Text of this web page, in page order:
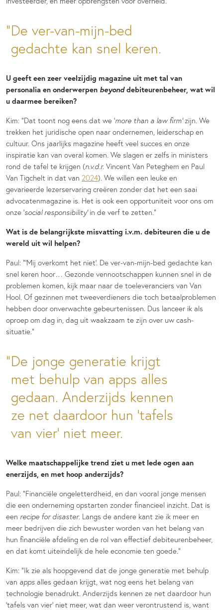
De ver-van-mijn-bed
gedachte kan snel keren.
U geeft een zeer veelzijdig magazine uit met tal van
personalia en onderwerpen beyonddebiteurenbeheer, wat wil
u daarmee bereiken?
Kim: “Dat toont nog eens dat we ‘more than a law firm’zijn. We
trekken het juridische open naar ondernemen, leiderschap en
cultuur. Ons jaarlijks magazine heeft veel succes en onze
inspiratie kan van overal komen. We slagen er zelfs in ministers
rond de tafel te krijgen (n.v.d.r. Vincent Van Peteghem en Paul
Van Tigchelt in dat van 2024). We willen een leuke en
gevarieerde lezerservaring creëren zonder dat het een saai
advocatenmagazine is. Het is ook een opportuniteit voor ons om
onze ‘social responsibility’in de verf te zetten.”
Wat is de belangrijkste misvatting i.v.m. debiteuren die u de
wereld uit wil helpen?
Paul: “‘Mij overkomt het niet’. De ver-van-mijn-bed gedachte kan
snel keren hoor… Gezonde vennootschappen kunnen snel in de
problemen komen, kijk maar naar de toeleveranciers van Van
Hool. Of gezinnen met tweeverdieners die toch betaalproblemen
hebben door onverwachte gebeurtenissen. Dus lanceer ik als
oproep om dag in, dag uit waakzaam te zijn over uw cash-
situatie.”
De jonge generatie krijgt
met behulp van apps alles
gedaan. Anderzijds kennen
ze net daardoor hun ‘tafels
van vier’ niet meer.
Welke maatschappelijke trend ziet u met lede ogen aan
enerzijds, en met hoop anderzijds?
Paul: “Financiële ongeletterdheid, en dan vooral jonge mensen
die een onderneming opstarten zonder financieel inzicht. Dat is
een recipe for disaster. Langs de andere kant zie ik meer en
meer bedrijven die zich bewuster worden van het belang van
hun financiële afdeling en de rol van effectief debiteurenbeheer,
en dat komt uiteindelijk de hele economie ten goede.”
Kim: “Ik zie als hoopgevend dat de jonge generatie met behulp
van apps alles gedaan krijgt, wat nog eens het belang van
technologie benadrukt. Anderzijds kennen ze net daardoor hun
‘tafels van vier’ niet meer, wat dan weer verontrustend is, want